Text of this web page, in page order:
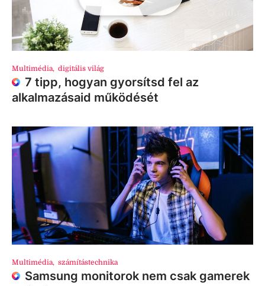
Multimédia, digitális világ
7 tipp, hogyan gyorsítsd fel az
alkalmazásaid működését
Multimédia, számítástechnika
Samsung monitorok nem csak gamerek